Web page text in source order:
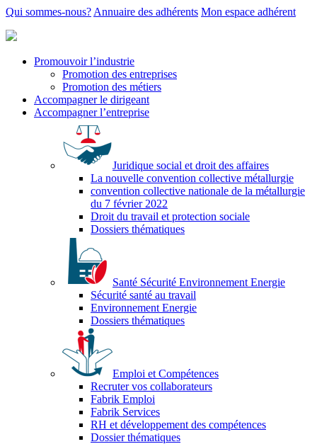
Qui sommes-nous? Annuaire des adhérents Mon espace adhérent
Promouvoir l’industrie
Promotion des entreprises
Promotion des métiers
Accompagner le dirigeant
Accompagner l’entreprise
Juridique social et droit des affaires
La nouvelle convention collective métallurgie
convention collective nationale de la métallurgie
du 7 février 2022
Droit du travail et protection sociale
Dossiers thématiques
Santé Sécurité Environnement Energie
Sécurité santé au travail
Environnement Energie
Dossiers thématiques
Emploi et Compétences
Recruter vos collaborateurs
Fabrik Emploi
Fabrik Services
RH et développement des compétences
Dossier thématiques